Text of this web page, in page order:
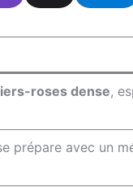
roses dense,
prépare avec un